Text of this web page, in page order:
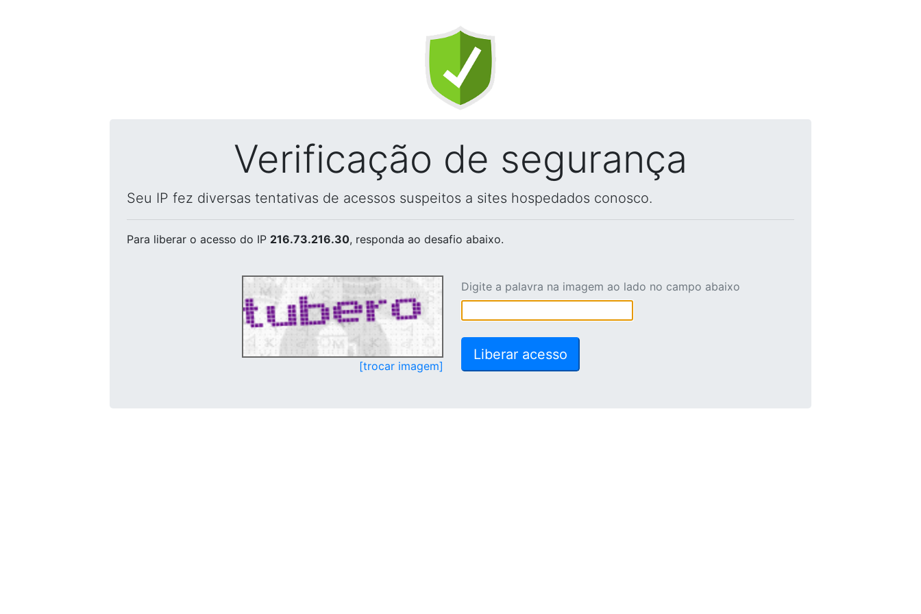
Verificação de segurança
Seu IP fez diversas tentativas de acessos suspeitos a sites hospedados conosco.
Para liberar o acesso do IP 216.73.216.30, responda ao desafio abaixo.
[trocar imagem]
Digite a palavra na imagem ao lado no campo abaixo